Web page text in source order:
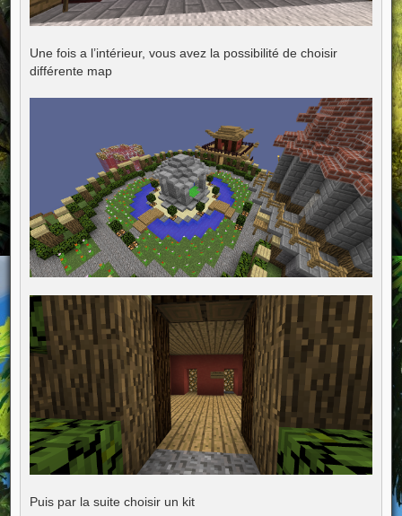
Une fois a l’intérieur, vous avez la possibilité de choisir
différente map
Puis par la suite choisir un kit